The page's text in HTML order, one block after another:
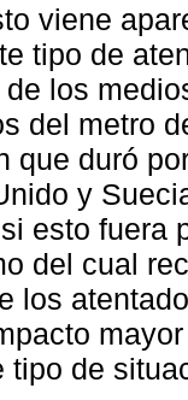
viene
tipo de
los
del metro
que duró
y
esto fuera
del cual
los
tipo de